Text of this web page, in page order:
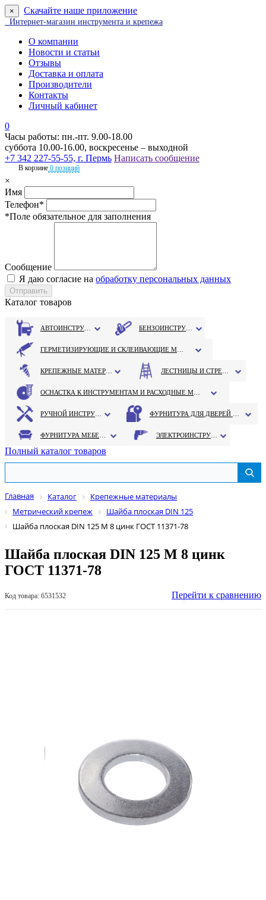
× Скачайте наше приложение
Интернет-магазин инструмента и крепежа
О компании
Новости и статьи
Отзывы
Доставка и оплата
Производители
Контакты
Личный кабинет
0
Часы работы: пн.-пт. 9.00-18.00
суббота 10.00-16.00, воскресенье – выходной
+7 342 227-55-55, г. Пермь Написать сообщение
В корзине 0 позиций
×
Имя
Телефон*
*Поле обязательное для заполнения
Сообщение
Я даю согласие на обработку персональных данных
Каталог товаров
Полный каталог товаров
Главная Каталог
Крепежные материалы
Метрический крепеж
Шайба плоская DIN 125
Шайба плоская DIN 125 М 8 цинк ГОСТ 11371-78
Шайба плоская DIN 125 М 8 цинк
ГОСТ 11371-78
Код товара: 6531532 Перейти к сравнению